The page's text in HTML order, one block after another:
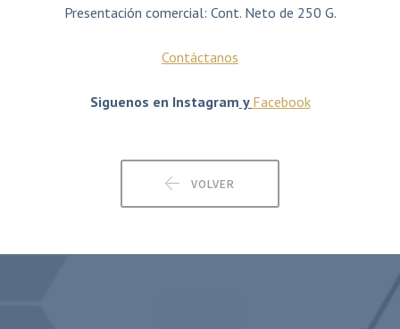
Presentación comercial: Cont. Neto de 250 G.
Contáctanos
Siguenos en Instagram y Facebook
VOLVER